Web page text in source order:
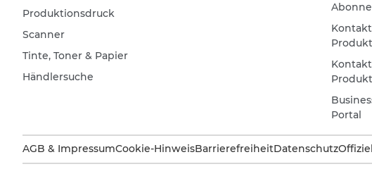
Produktionsdruck
Scanner
Tinte, Toner & Papier
Händlersuche
Portal
AGB & ImpressumCookie-HinweisBarrierefreiheitDatenschutz